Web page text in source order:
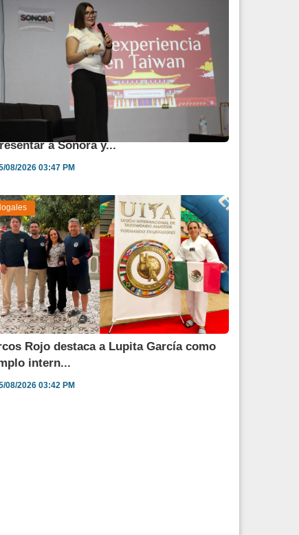
reconoce a Ximena García por
a Sonora y...
08/2026 03:47 PM
Rojo destaca a Lupita García como
intern...
08/2026 03:42 PM